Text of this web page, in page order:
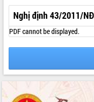
TIN TỨC SỰ KIỆN
SỞ, BAN, NGÀNH
UBND CÁC XÃ, PHƯỜNG
THÔNG TIN CHỈ ĐẠO ĐIỀU HÀNH
Nghị định 43/2011/
PDF cannot be displayed.